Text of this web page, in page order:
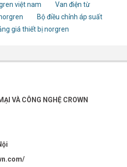
việt nam
Van điện từ
Bộ điều chỉnh áp suất
giá thiết bị norgren
VÀ CÔNG NGHỆ CROWN